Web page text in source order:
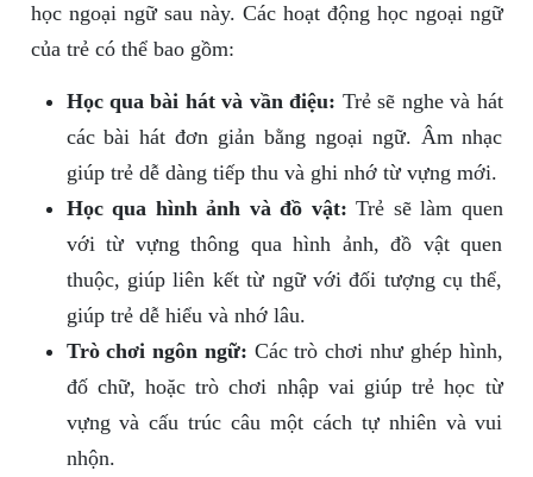
học ngoại ngữ sau này. Các hoạt động học ngoại ngữ
của trẻ có thể bao gồm:
Học qua bài hát và vần điệu: Trẻ sẽ nghe và hát
các bài hát đơn giản bằng ngoại ngữ. Âm nhạc
giúp trẻ dễ dàng tiếp thu và ghi nhớ từ vựng mới.
Học qua hình ảnh và đồ vật: Trẻ sẽ làm quen
với từ vựng thông qua hình ảnh, đồ vật quen
thuộc, giúp liên kết từ ngữ với đối tượng cụ thể,
giúp trẻ dễ hiểu và nhớ lâu.
Trò chơi ngôn ngữ: Các trò chơi như ghép hình,
đố chữ, hoặc trò chơi nhập vai giúp trẻ học từ
vựng và cấu trúc câu một cách tự nhiên và vui
nhộn.